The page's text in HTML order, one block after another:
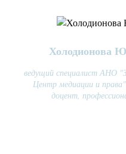
Холодионова
ведущий специалист АНО
Центр медиации и
доцент,